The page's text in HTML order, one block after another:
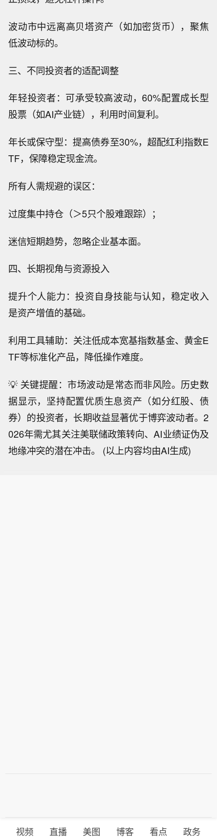
波动市中远离高贝塔资产（如加密货币），聚焦
低波动标的。
三、不同投资者的适配调整
年轻投资者：可承受较高波动，60%配置成长型
股票（如AI产业链），利用时间复利。
年长或保守型：提高债券至30%，超配红利指数E
TF，保障稳定现金流。
所有人需规避的误区：
过度集中持仓（＞5只个股难跟踪）；
迷信短期趋势，忽略企业基本面。
四、长期视角与资源投入
提升个人能力：投资自身技能与认知，稳定收入
是资产增值的基础。
利用工具辅助：关注低成本宽基指数基金、黄金E
TF等标准化产品，降低操作难度。
💡 关键提醒：市场波动是常态而非风险。历史数
据显示，坚持配置优质生息资产（如分红股、债
券）的投资者，长期收益显著优于博弈波动者。2
026年需尤其关注美联储政策转向、AI业绩证伪及
地缘冲突的潜在冲击。 (以上内容均由AI生成)
视频 直播 美图 博客 看点 政务